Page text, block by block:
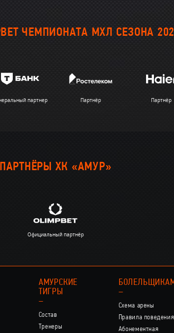
ЧЕМПИОНАТА МХЛ СЕЗОНА
партнер Партнёр Партнёр
ПАРТНЁРЫ ХК «АМУР»
Официальный партнёр
АМУРСКИЕ
ТИГРЫ
–
Состав
Тренеры
–
Схема арены
Правила поведения
Абонементная